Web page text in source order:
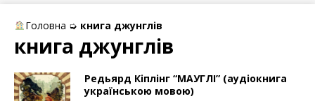
Головна ➭ книга джунглів
книга джунглів
Редьярд Кіплінг “МАУГЛІ” (аудіокнига
українською мовою)